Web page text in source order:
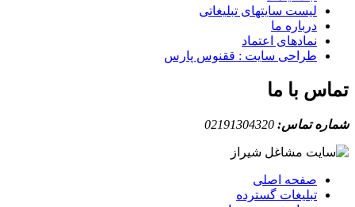
لیست سایتهای تبلیغاتی
درباره ما
نمادهای اعتماد
طراحی سایت : ققنوس پارس
تماس با ما
شماره تماس: 02191304320
صفحه اصلی
تبلیغات گسترده